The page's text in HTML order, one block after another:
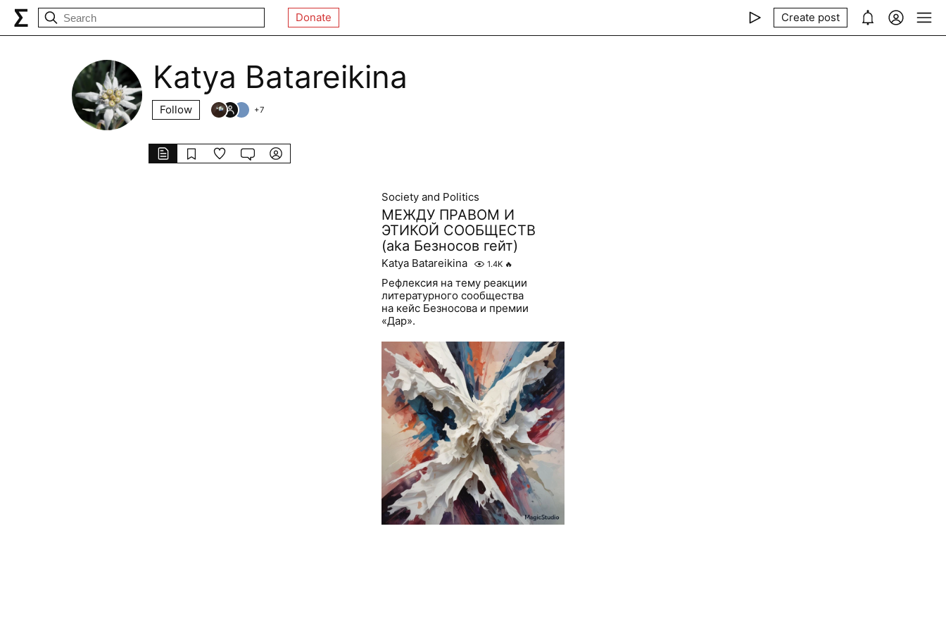
Donate Create post
Katya Batareikina
Follow +7
Society and Politics
МЕЖДУ ПРАВОМ И
ЭТИКОЙ СООБЩЕСТВ
(aka Безносов гейт)
Katya Batareikina 1.4K 🔥
Рефлексия на тему реакции
литературного сообщества
на кейс Безносова и премии
«Дар».